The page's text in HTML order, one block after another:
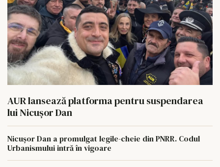
AUR lansează platforma pentru suspendarea
lui Nicușor Dan
Nicușor Dan a promulgat legile-cheie din PNRR. Codul
Urbanismului intră în vigoare